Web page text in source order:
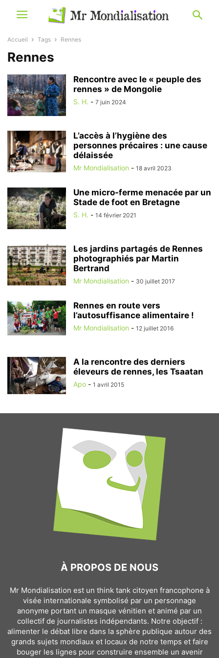
Accueil Tags Rennes
Rennes
Rencontre avec le « peuple des
rennes » de Mongolie
S. H. - 7 juin 2024
L’accès à l’hygiène des
personnes précaires : une cause
délaissée
Mr Mondialisation - 18 avril 2023
Une micro-ferme menacée par un
Stade de foot en Bretagne
S. H. - 14 février 2021
Les jardins partagés de Rennes
photographiés par Martin
Bertrand
Mr Mondialisation - 30 juillet 2017
Rennes en route vers
l’autosuffisance alimentaire !
Mr Mondialisation - 12 juillet 2016
A la rencontre des derniers
éleveurs de rennes, les Tsaatan
Apo - 1 avril 2015
À PROPOS DE NOUS
Mr Mondialisation est un think tank citoyen francophone à
visée internationale symbolisé par un personnage
anonyme portant un masque vénitien et animé par un
collectif de journalistes indépendants. Notre objectif :
alimenter le débat libre dans la sphère publique autour des
grands sujets mondiaux et locaux de notre temps et faire
bouger les lignes pour construire ensemble un avenir